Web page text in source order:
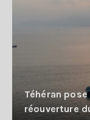
Téhéran
réouverture